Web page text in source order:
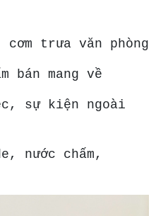
cơm trưa văn phòng
bán mang về
sự kiện ngoài
nước chấm,